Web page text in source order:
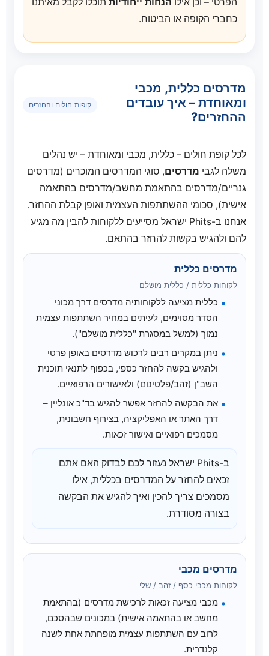
הפרטי – וכן אילו הנחות ייחודיות תוכלו לקבל מאיתנו
כחברי הקופה או הביטוח.
מדרסים כללית, מכבי
ומאוחדת – איך עובדים
ההחזרים?
קופות חולים והחזרים
לכל קופת חולים – כללית, מכבי ומאוחדת – יש נהלים
משלה לגבי מדרסים, סוגי המדרסים המוכרים (מדרסים
גנריים/מדרסים בהתאמת מחשב/מדרסים בהתאמה
אישית), סכומי ההשתתפות העצמית ואופן קבלת ההחזר.
אנחנו ב-Phits ישראל מסייעים ללקוחות להבין מה מגיע
להם ולהגיש בקשות להחזר בהתאם.
מדרסים כללית
לקוחות כללית / כללית מושלם
כללית מציעה ללקוחותיה מדרסים דרך מכוני
הסדר מסוימים, לעיתים במחיר השתתפות עצמית
נמוך (למשל במסגרת "כללית מושלם").
ניתן במקרים רבים לרכוש מדרסים באופן פרטי
ולהגיש בקשה להחזר כספי, בכפוף לתנאי תוכנית
השב"ן (זהב/פלטינום) ולאישורים הרפואיים.
את הבקשה להחזר אפשר להגיש בד"כ אונליין –
דרך האתר או האפליקציה, בצירוף חשבונית,
מסמכים רפואיים ואישור זכאות.
ב-Phits ישראל נעזור לכם לבדוק האם אתם
זכאים להחזר על המדרסים בכללית, אילו
מסמכים צריך להכין ואיך להגיש את הבקשה
בצורה מסודרת.
מדרסים מכבי
לקוחות מכבי כסף / זהב / שלי
מכבי מציעה זכאות לרכישת מדרסים (בהתאמת
מחשב או בהתאמה אישית) במכונים שבהסכם,
לרוב עם השתתפות עצמית מופחתת אחת לשנה
קלנדרית.